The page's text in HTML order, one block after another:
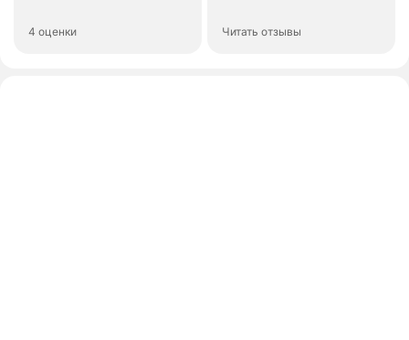
4 оценки Читать отзывы